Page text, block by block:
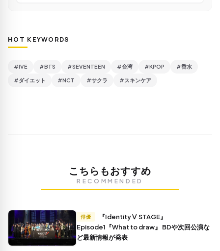
HOT KEYWORDS
#IVE #BTS #SEVENTEEN #台湾 #KPOP #香水
#ダイエット #NCT #サクラ #スキンケア
こちらもおすすめ
RECOMMENDED
俳優
Episode1『What to draw』 BDや次回公演な
ど最新情報が発表